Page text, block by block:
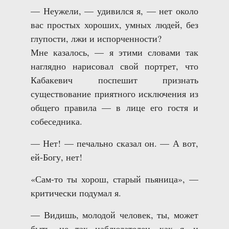
— Неужели, — удивился я, — нет около
вас простых хороших, умных людей, без
глупости, лжи и испорченности?
Мне казалось, — я этими словами так
наглядно нарисовал свой портрет, что
Кабакевич поспешит признать
существование приятного исключения из
общего правила — в лице его гостя и
собеседника.
— Нет! — печально сказал он. — А вот,
ей-Богу, нет!
«Сам-то ты хорош, старый пьяница», —
критически подумал я.
— Видишь, молодой человек, ты, может